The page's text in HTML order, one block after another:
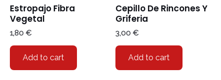
Estropajo Fibra
Vegetal
1,80 €
Add to cart
Cepillo De Rincones Y
Griferia
3,00 €
Add to cart